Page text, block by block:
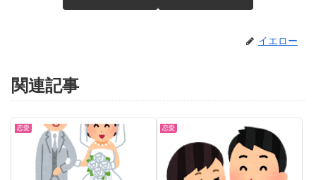
イエロー
関連記事
恋愛 恋愛